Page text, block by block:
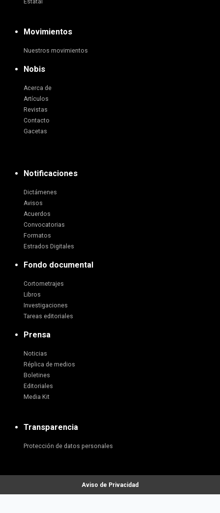
Estatal
Movimientos
Nuestros movimientos
Nobis
Acerca de
Artículos
Revistas
Contacto
Gacetas
Notificaciones
Dictámenes
Avisos
Acuerdos
Convocatorias
Formatos
Estrados Digitales
Fondo documental
Cortometrajes
Libros
Investigaciones
Tareas editoriales
Prensa
Noticias
Réplica de medios
Boletines
Editoriales
Media Kit
Transparencia
Protección de datos personales
Aviso de Privacidad